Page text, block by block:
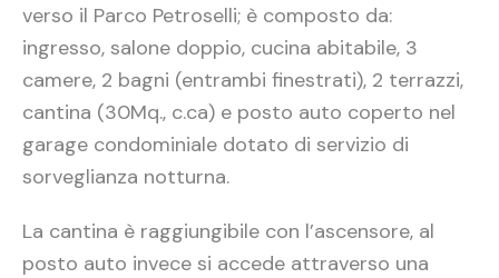
verso il Parco Petroselli; è composto da:
ingresso, salone doppio, cucina abitabile, 3
camere, 2 bagni (entrambi finestrati), 2 terrazzi,
cantina (30Mq., c.ca) e posto auto coperto nel
garage condominiale dotato di servizio di
sorveglianza notturna.
La cantina è raggiungibile con l’ascensore, al
posto auto invece si accede attraverso una